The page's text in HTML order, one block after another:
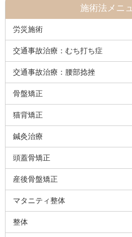
施術法メニ
労災施術
交通事故治療：むち打ち症
交通事故治療：腰部捻挫
骨盤矯正
猫背矯正
鍼灸治療
頭蓋骨矯正
産後骨盤矯正
マタニティ整体
整体